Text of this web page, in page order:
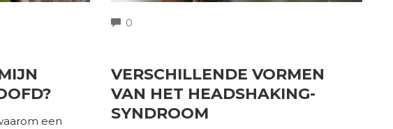
een
0
VERSCHILLENDE VORMEN
VAN HET HEADSHAKING-
SYNDROOM